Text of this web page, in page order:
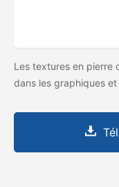
Les textures en pierre
dans les graphiques